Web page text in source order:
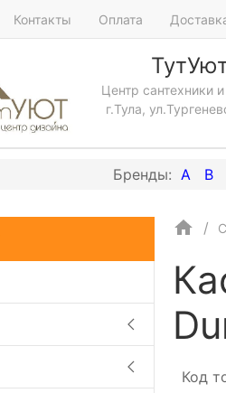
Контакты Оплата
Центр сантехники
г.Тула,
A B
Код